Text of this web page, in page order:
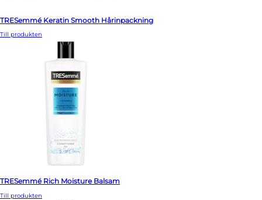
TRESemmé Keratin Smooth Hårinpackning
Till produkten
TRESemmé Rich Moisture Balsam
Till produkten